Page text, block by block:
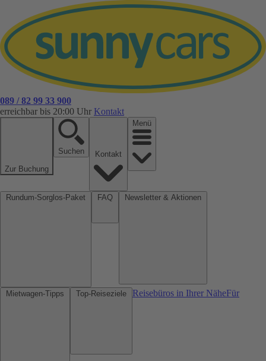
089 / 82 99 33 900
erreichbar bis 20:00 Uhr Kontakt
Zur Buchung
Suchen
Menü
Reisebüros in Ihrer NäheFür